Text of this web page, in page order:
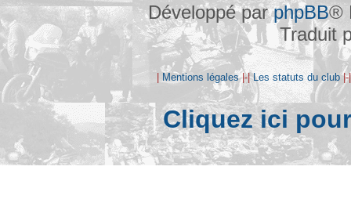
Développé parphpBB®
Traduit
Mentions légales|-|Les statuts du club
Cliquez ici